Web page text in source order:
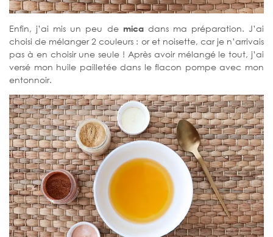
Enfin, j’ai mis un peu de micadans ma préparation. J’ai
choisi de mélanger 2 couleurs : or et noisette, car je n’arrivais
pas à en choisir une seule ! Après avoir mélangé le tout, j’ai
versé mon huile pailletée dans le flacon pompe avec mon
entonnoir.